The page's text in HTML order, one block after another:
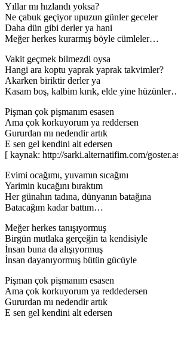
Yıllar mı hızlandı yoksa?
Ne çabuk geçiyor upuzun günler geceler
Daha dün gibi derler ya hani
Meğer herkes kurarmış böyle cümleler…
Vakit geçmek bilmezdi oysa
Hangi ara koptu yaprak yaprak takvimler?
Akarken biriktir derler ya
Kasam boş, kalbim kırık, elde yine
Pişman çok pişmanım esasen
Ama çok korkuyorum ya reddersen
Gururdan mı nedendir artık
E sen gel kendini alt edersen
[ kaynak: http://sarki.alternatifim.com/
Evimi ocağımı, yuvamın sıcağını
Yarimin kucağını bıraktım
Her günahın tadına, dünyanın batağına
Batacağım kadar battım…
Meğer herkes tanışıyormuş
Birgün mutlaka gerçeğin ta kendisiyle
İnsan buna da alışıyormuş
İnsan dayanıyormuş bütün gücüyle
Pişman çok pişmanım esasen
Ama çok korkuyorum ya reddedersen
Gururdan mı nedendir artık
E sen gel kendini alt edersen